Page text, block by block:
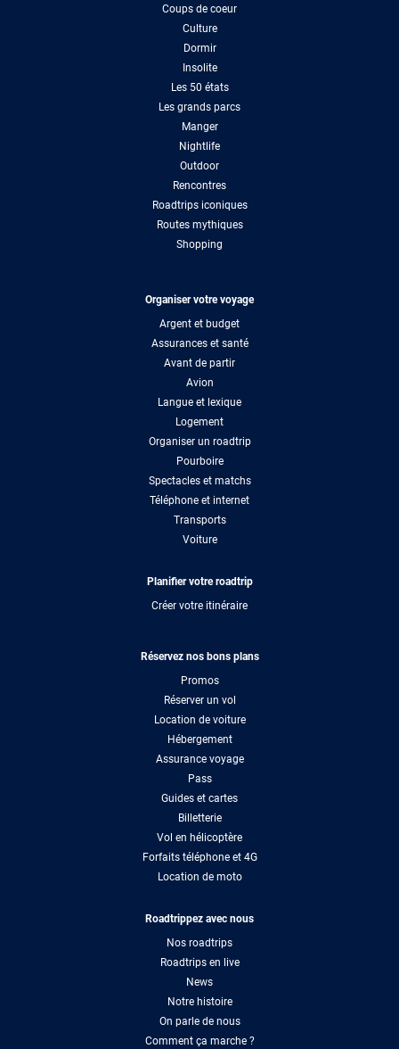
Coups de coeur
Culture
Dormir
Insolite
Les 50 états
Les grands parcs
Manger
Nightlife
Outdoor
Rencontres
Roadtrips iconiques
Routes mythiques
Shopping
Organiser votre voyage
Argent et budget
Assurances et santé
Avant de partir
Avion
Langue et lexique
Logement
Organiser un roadtrip
Pourboire
Spectacles et matchs
Téléphone et internet
Transports
Voiture
Planifier votre roadtrip
Créer votre itinéraire
Réservez nos bons plans
Promos
Réserver un vol
Location de voiture
Hébergement
Assurance voyage
Pass
Guides et cartes
Billetterie
Vol en hélicoptère
Forfaits téléphone et 4G
Location de moto
Roadtrippez avec nous
Nos roadtrips
Roadtrips en live
News
Notre histoire
On parle de nous
Comment ça marche ?